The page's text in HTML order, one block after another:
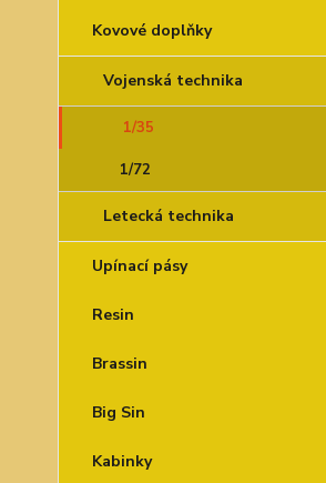
Kovové doplňky
Vojenská technika
1/35
1/72
Letecká technika
Upínací pásy
Resin
Brassin
Big Sin
Kabinky